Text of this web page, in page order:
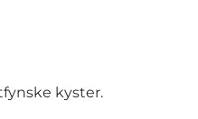
kyster.